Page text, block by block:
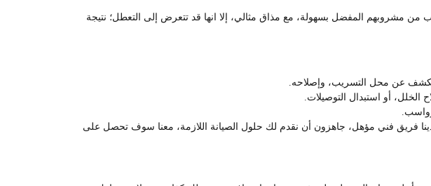
مشروبهم المفضل بسهولة، مع مذاق مثالي، إلا انها قد تتعرض إلى التعطل؛ نتيجة
عن محل التسريب، وإصلاحه.
أو استبدال التوصيلات.
إلى خدمة اصلاح مكينه اسبريسو وكابتشينو عرعر، تواصل معنا في تقني ويب 0563572486، فلدينا فريق فني مؤهل، جاهزون أن نقدم لك حلول الصيانة اللازمة، معنا سوف تحصل على